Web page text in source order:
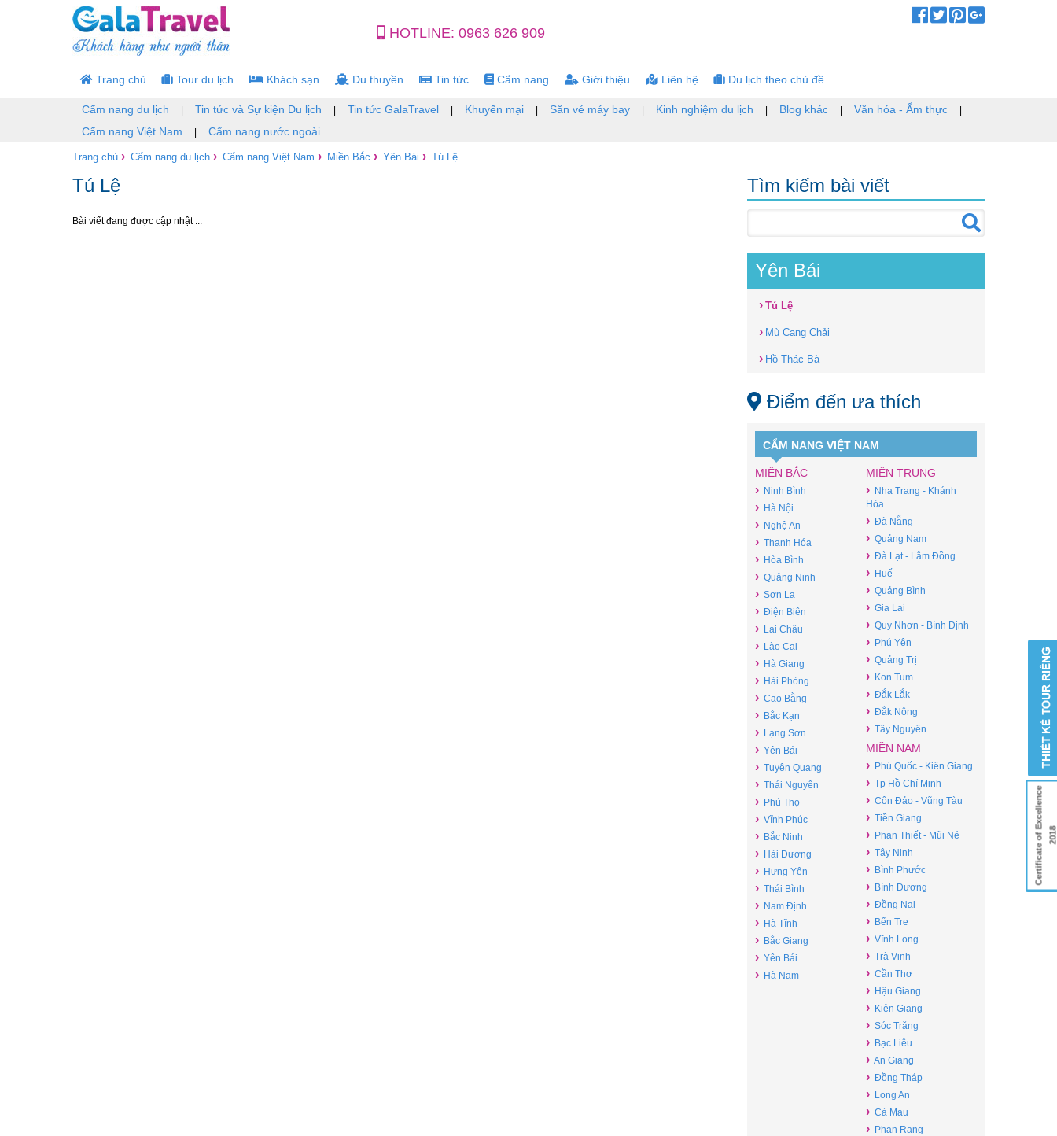
HOTLINE: 0963 626 909
Trang chủ Tour du lịch Khách sạn Du thuyền Tin tức Cẩm nang Giới thiệu Liên hệ Du lịch theo chủ đề
Cẩm nang du lịch Tin tức và Sự kiện Du lịch Tin tức GalaTravel Khuyến mại Săn vé máy bay Kinh nghiệm du lịch Blog khác Văn hóa - Ẩm thực
Cẩm nang Việt Nam Cẩm nang nước ngoài
Trang chủ › Cẩm nang du lịch › Cẩm nang Việt Nam › Miền Bắc › Yên Bái › Tú Lệ
Tú Lệ
Bài viết đang được cập nhật ...
Tìm kiếm bài viết
Yên Bái
› Tú Lệ
› Mù Cang Chải
› Hồ Thác Bà
Điểm đến ưa thích
CẨM NANG VIỆT NAM
MIỀN BẮC
› Ninh Bình
› Hà Nội
› Nghệ An
› Thanh Hóa
› Hòa Bình
› Quảng Ninh
› Sơn La
› Điện Biên
› Lai Châu
› Lào Cai
› Hà Giang
› Hải Phòng
› Cao Bằng
› Bắc Kạn
› Lạng Sơn
› Yên Bái
› Tuyên Quang
› Thái Nguyên
› Phú Thọ
› Vĩnh Phúc
› Bắc Ninh
› Hải Dương
› Hưng Yên
› Thái Bình
› Nam Định
› Hà Tĩnh
› Bắc Giang
› Yên Bái
› Hà Nam
MIỀN TRUNG
› Nha Trang - Khánh
Hòa
› Đà Nẵng
› Quảng Nam
› Đà Lạt - Lâm Đồng
› Huế
› Quảng Bình
› Gia Lai
› Quy Nhơn - Bình Định
› Phú Yên
› Quảng Trị
› Kon Tum
› Đắk Lắk
› Đắk Nông
› Tây Nguyên
MIỀN NAM
› Phú Quốc - Kiên Giang
› Tp Hồ Chí Minh
› Côn Đảo - Vũng Tàu
› Tiền Giang
› Phan Thiết - Mũi Né
› Tây Ninh
› Bình Phước
› Bình Dương
› Đồng Nai
› Bến Tre
› Vĩnh Long
› Trà Vinh
› Cần Thơ
› Hậu Giang
› Kiên Giang
› Sóc Trăng
› Bạc Liêu
› An Giang
› Đồng Tháp
› Long An
› Cà Mau
› Phan Rang
Certificate of Excellence 2018